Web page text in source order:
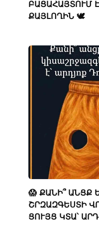
ԲԱՑԱՀԱՅՏՈՒՄ
ՔԱՅԼՈՂԻՆ 🕊️
😱 ՔԱՆԻ՞ ԱՆՑՔ
ՇՐԶԱԶԳԵՍՏԻ
ՑՈՒՅՑ ԿՏԱ՝